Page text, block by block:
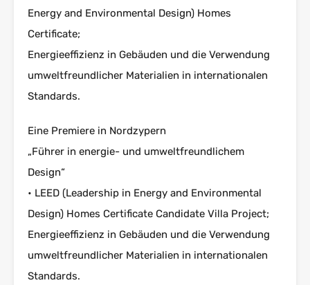
Energy and Environmental Design) Homes
Certificate;
Energieeffizienz in Gebäuden und die Verwendung
umweltfreundlicher Materialien in internationalen
Standards.
Eine Premiere in Nordzypern
„Führer in energie- und umweltfreundlichem
Design“
• LEED (Leadership in Energy and Environmental
Design) Homes Certificate Candidate Villa Project;
Energieeffizienz in Gebäuden und die Verwendung
umweltfreundlicher Materialien in internationalen
Standards.